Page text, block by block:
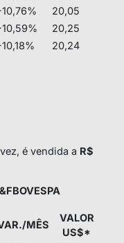
20,05
20,25
20,24
é vendida a R$
MÊS
VALOR
US$*